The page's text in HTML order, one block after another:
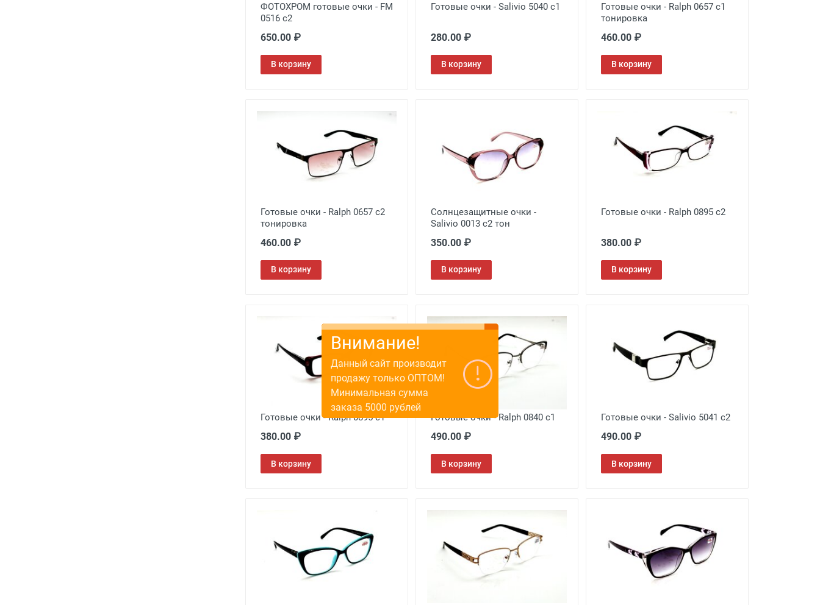
ФОТОХРОМ готовые очки - FM
0516 c2
650.00 ₽
В корзину
Готовые очки - Salivio 5040 c1
280.00 ₽
В корзину
Готовые очки - Ralph 0657 c1
тонировка
460.00 ₽
В корзину
Готовые очки - Ralph 0657 c2
тонировка
460.00 ₽
В корзину
Солнцезащитные очки -
Salivio 0013 c2 тон
350.00 ₽
В корзину
Готовые очки - Ralph 0895 с2
380.00 ₽
В корзину
Готовые очки - Ralph 0895 с1
380.00 ₽
В корзину
Готовые очки - Ralph 0840 c1
490.00 ₽
В корзину
Готовые очки - Salivio 5041 c2
490.00 ₽
В корзину